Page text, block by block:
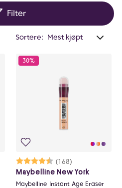
Filter
Sortere:
30%
Karakter:
(168)
4.3 av 5 mulige
Maybelline New York
Maybelline Instant Age Eraser